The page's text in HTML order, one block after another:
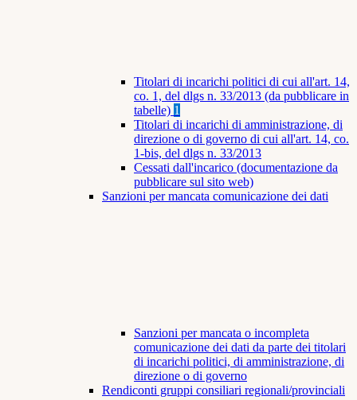
Titolari di incarichi politici di cui all'art. 14,
co. 1, del dlgs n. 33/2013 (da pubblicare in
tabelle) 1
Titolari di incarichi di amministrazione, di
direzione o di governo di cui all'art. 14, co.
1-bis, del dlgs n. 33/2013
Cessati dall'incarico (documentazione da
pubblicare sul sito web)
Sanzioni per mancata comunicazione dei dati
Sanzioni per mancata o incompleta
comunicazione dei dati da parte dei titolari
di incarichi politici, di amministrazione, di
direzione o di governo
Rendiconti gruppi consiliari regionali/provinciali